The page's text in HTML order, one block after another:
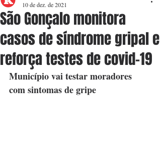
São Gonçalo monitora
casos de síndrome gripal e
reforça testes de covid-19
10 de dez. de 2021
Município vai testar moradores
com sintomas de gripe